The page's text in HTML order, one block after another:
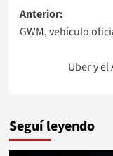
Navegación
de
entradas
Anterior:
GWM, vehículo
Uber y
Seguí leyendo